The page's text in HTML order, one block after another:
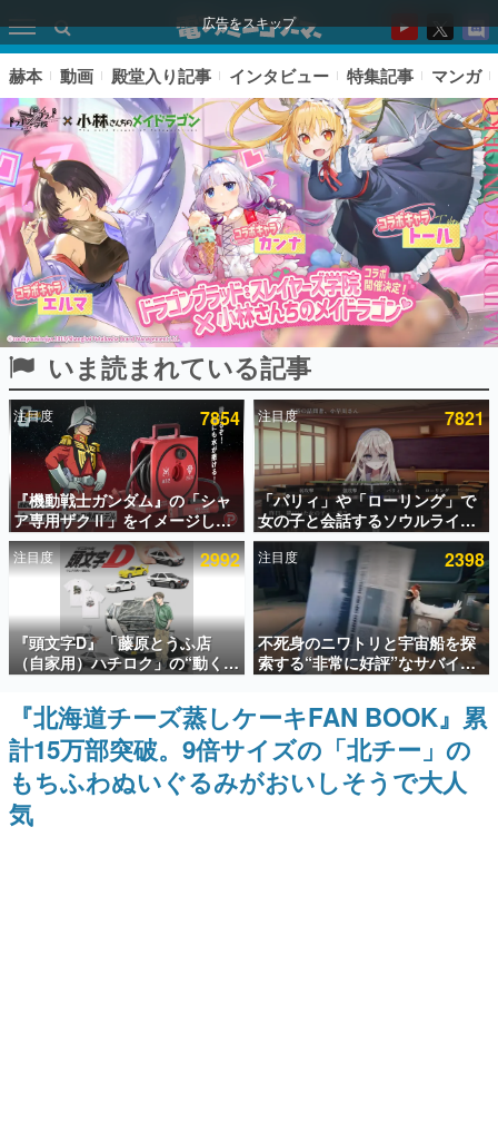
広告をスキップ
ピックアップ
電ファミのいま読まれている記事ランキング
アプリセール情報
インタビュー
連載・特集一覧
殿堂入り記事
SNS拡散数が数千以上！ ページビュー数万以上！ などな
ど。多くの人々に読まれた、電ファミ渾身の“殿堂入り”記
事をまとめました。
ゲームの企画書
名作ゲームクリエイターの方々に製作時のエピソードをお
聞きし、ヒットする企画（ゲーム）とは何か？を探ってい
きます。
赫本 動画 殿堂入り記事 インタビュー 特集記事 マンガ
いま読まれている記事
注目度 7854
『機動戦士ガンダム』の「シャ
ア専用ザクⅡ」をイメージした
散水ホースリールが予約開始。
本体にはシャアのパーソナルマ
ークやジオン公国軍のエンブレ
ム、型式番号などを配置
注目度 7821
「パリィ」や「ローリング」で
女の子と会話するソウルライク
恋愛ゲーム『小早川さんはソウ
ルライク』無料公開。返事に失
敗すると「YOU DIED」
注目度 2992
『頭文字D』「藤原とうふ店
（自家用）ハチロク」の“動くテ
ィッシュケース”が買えるポップ
アップショップが開催へ。マン
ガの舞台である群馬の「イオン
モール高崎」にて、8月11日か
ら8月20日までの期間限定で開
催予定
注目度 2398
不死身のニワトリと宇宙船を探
索する“非常に好評”なサバイバ
ルゲーム『Breathedge』が無
料で配布中。入手できる期間は8
月10日まで
『北海道チーズ蒸しケーキFAN BOOK』累
計15万部突破。9倍サイズの「北チー」の
もちふわぬいぐるみがおいしそうで大人
気